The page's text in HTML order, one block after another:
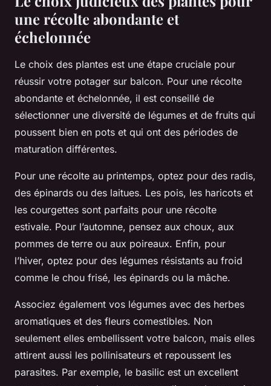
une récolte abondante et
échelonnée
Le choix des plantes est une étape cruciale pour
réussir votre potager sur balcon. Pour une récolte
abondante et échelonnée, il est conseillé de
sélectionner une diversité de légumes et de fruits qui
poussent bien en pots et qui ont des périodes de
maturation différentes.
Pour une récolte au printemps, optez pour des radis,
des épinards ou des laitues. Les pois, les haricots et
les courgettes sont parfaits pour une récolte
estivale. Pour l’automne, pensez aux choux, aux
pommes de terre ou aux poireaux. Enfin, pour
l’hiver, optez pour des légumes résistants au froid
comme le chou frisé, les épinards ou la mâche.
Associez également vos légumes avec des herbes
aromatiques et des fleurs comestibles. Non
seulement elles embellissent votre balcon, mais elles
attirent aussi les pollinisateurs et repoussent les
parasites. Par exemple, le basilic est un excellent